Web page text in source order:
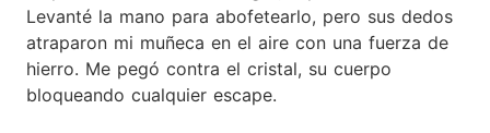
Levanté la mano para abofetearlo, pero sus dedos
atraparon mi muñeca en el aire con una fuerza de
hierro. Me pegó contra el cristal, su cuerpo
bloqueando cualquier escape.